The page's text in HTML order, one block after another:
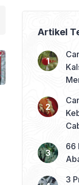
Artikel
66
3